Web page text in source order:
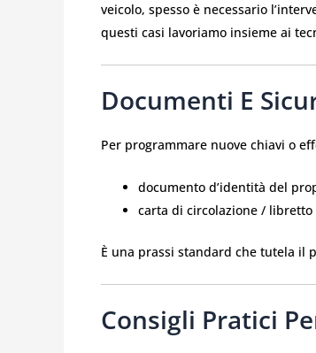
veicolo, spesso è necessario
questi casi lavoriamo insieme ai
Documenti E
Per programmare nuove chiavi o
documento d’identità del
carta di circolazione / libretto
È una prassi standard che tutela il
Consigli Pratici